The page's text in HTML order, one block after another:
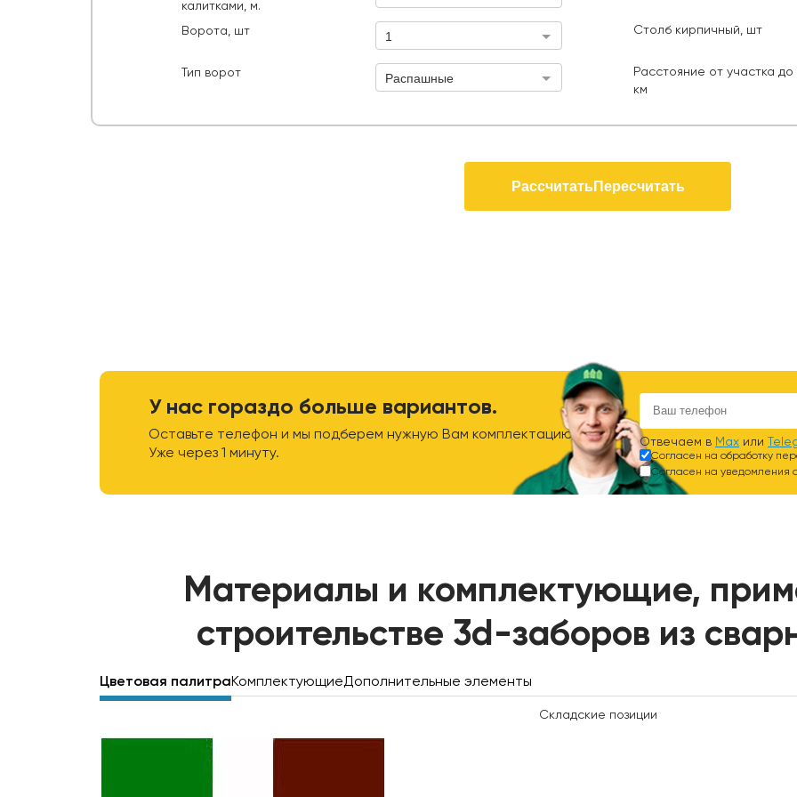
калитками, м.
Ворота, шт
1
Тип ворот Распашные
Столб кирпичный, шт
Расстояние от участка до
км
Столб кирпичный, шт
РассчитатьПересчитать
У нас гораздо больше вариантов.
Оставьте телефон и мы подберем нужную Вам комплектацию.
Уже через 1 минуту.
Отвечаем в Max или
Согласен на обработку
Согласен на уведомления
Материалы и комплектующие,
строительстве 3d-заборов из
Цветовая палитраКомплектующиеДополнительные элементы
Складские позиции